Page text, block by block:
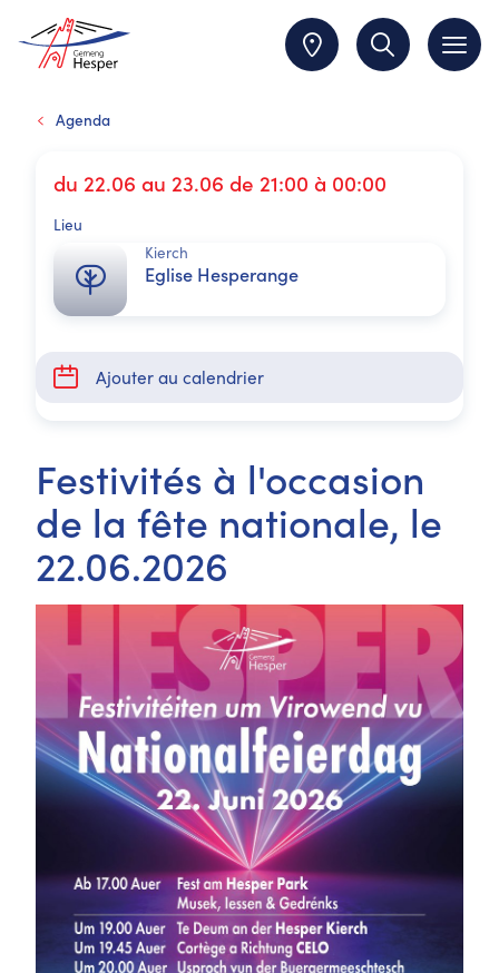
Agenda
du 22.06 au 23.06 de 21:00 à 00:00
Lieu
Kierch
Eglise Hesperange
Ajouter au calendrier
Festivités à l'occasion
de la fête nationale, le
22.06.2026